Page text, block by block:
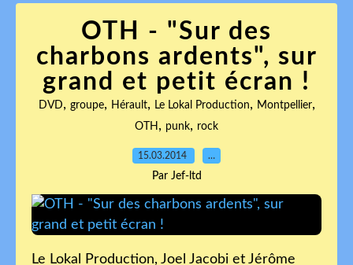
OTH - "Sur des
charbons ardents", sur
grand et petit écran !
DVD, groupe, Hérault, Le Lokal Production, Montpellier,
OTH , punk, rock
15.03.2014 …
Par Jef-ltd
Le Lokal Production, Joel Jacobi et Jérôme